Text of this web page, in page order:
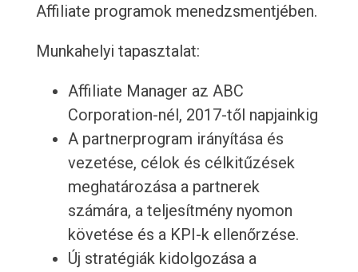
Affiliate programok menedzsmentjében.
Munkahelyi tapasztalat:
Affiliate Manager az ABC
Corporation-nél, 2017-től napjainkig
A partnerprogram irányítása és
vezetése, célok és célkitűzések
meghatározása a partnerek
számára, a teljesítmény nyomon
követése és a KPI-k ellenőrzése.
Új stratégiák kidolgozása a